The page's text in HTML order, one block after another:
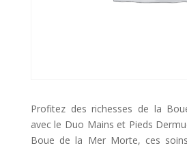
Profitez des richesses de la
avec le Duo Mains et Pieds
Boue de la Mer Morte, ces